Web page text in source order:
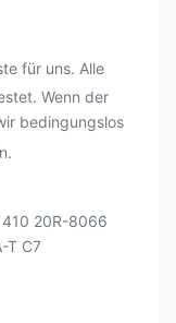
für uns. Alle
Wenn der
bedingungslos